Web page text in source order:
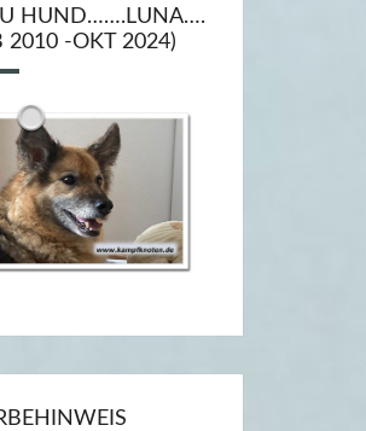
HUND…….LUNA….
2010 -OKT 2024)